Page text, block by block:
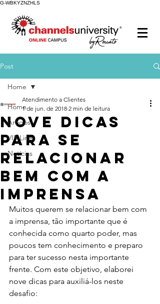
G-WBKYZNZHLS
Post
Home
Artigos
VIP Line
Notícias
Home
Nove dicas
para se
relacionar
bem com a
imprensa
Atendimento a Clientes
1 de jun. de 2018 2 min de leitura
Muitos querem se relacionar bem com
a imprensa, tão importante que é
conhecida como quarto poder, mas
poucos tem conhecimento e preparo
para ter sucesso nesta importante
frente. Com este objetivo, elaborei
nove dicas para auxiliá-los neste
desafio: